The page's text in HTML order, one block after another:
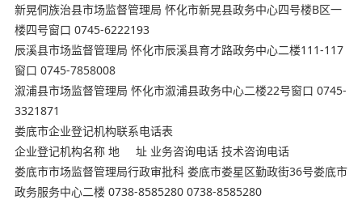
新晃侗族治县市场监督管理局 怀化市新晃县政务中心四号楼B区一
楼四号窗口 0745-6222193
辰溪县市场监督管理局 怀化市辰溪县育才路政务中心二楼111-117
窗口 0745-7858008
溆浦县市场监督管理局 怀化市溆浦县政务中心二楼22号窗口 0745-
3321871
娄底市企业登记机构联系电话表
企业登记机构名称 地 址 业务咨询电话 技术咨询电话
娄底市市场监督管理局行政审批科 娄底市娄星区勤政街36号娄底市
政务服务中心二楼 0738-8585280 0738-8585280